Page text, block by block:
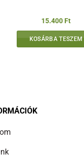
15.400 Ft
KOSÁRBA TESZEM